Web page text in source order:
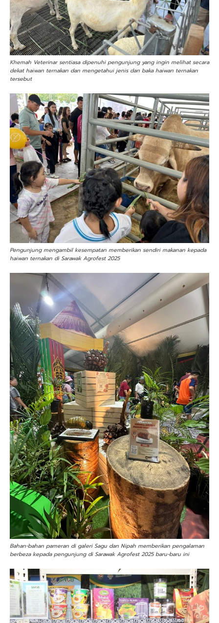
Khemah Veterinar sentiasa dipenuhi pengunjung yang ingin melihat secara
dekat haiwan ternakan dan mengetahui jenis dan baka haiwan ternakan
tersebut
Pengunjung mengambil kesempatan memberikan sendiri makanan kepada
haiwan ternakan di Sarawak Agrofest 2025
Bahan-bahan pameran di galeri Sagu dan Nipah memberikan pengalaman
berbeza kepada pengunjung di Sarawak Agrofest 2025 baru-baru ini